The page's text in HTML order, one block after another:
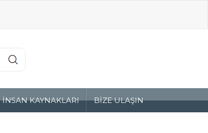
İNSAN KAYNAKLARI BİZE ULAŞIN